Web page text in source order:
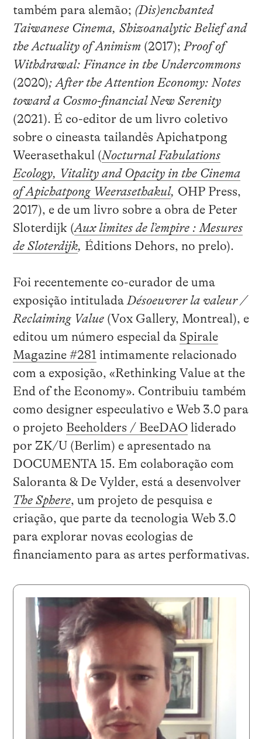
também para alemão; (Dis)enchanted
Taiwanese Cinema, Shizoanalytic Belief and
the Actuality of Animism (2017);Proof of
Withdrawal: Finance in the Undercommons
(2020);After the Attention Economy: Notes
toward a Cosmo-financial New Serenity
(2021). É co-editor de um livro coletivo
sobre o cineasta tailandês Apichatpong
Weerasethakul (Nocturnal Fabulations
Ecology, Vitality and Opacity in the Cinema
of Apichatpong Weerasethakul, OHP Press,
2017), e de um livro sobre a obra de Peter
Sloterdijk (Aux limites de l’empire : Mesures
de Sloterdijk, Éditions Dehors, no prelo).
Foi recentemente co-curador de uma
exposição intituladaDésoeuvrer la valeur /
Reclaiming Value(Vox Gallery, Montreal), e
editou um número especial da Spirale
Magazine #281 intimamente relacionado
com a exposição, «Rethinking Value at the
End of the Economy». Contribuiu também
como designer especulativo e Web 3.0 para
o projeto Beeholders / BeeDAO liderado
por ZK/U (Berlim) e apresentado na
DOCUMENTA 15. Em colaboração com
Saloranta & De Vylder, está a desenvolver
The Sphere, um projeto de pesquisa e
criação, que parte da tecnologia Web 3.0
para explorar novas ecologias de
financiamento para as artes performativas.